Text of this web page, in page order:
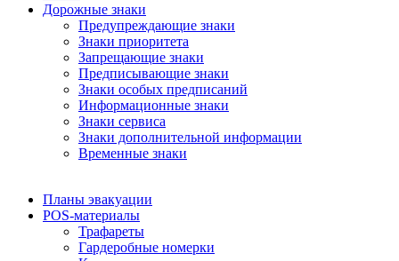
Дорожные знаки
Предупреждающие знаки
Знаки приоритета
Запрещающие знаки
Предписывающие знаки
Знаки особых предписаний
Информационные знаки
Знаки сервиса
Знаки дополнительной информации
Временные знаки
Планы эвакуации
POS-материалы
Трафареты
Гардеробные номерки